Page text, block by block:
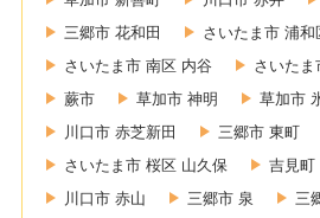
三郷市 花和田
さいたま市 浦和
さいたま市 南区 内谷
さいた
蕨市
草加市 神明
草加市
川口市 赤芝新田
三郷市 東町
さいたま市 桜区 山久保
吉見町
川口市 赤山
三郷市 泉 三